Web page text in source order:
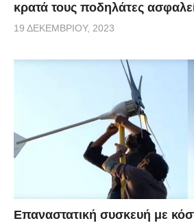
κρατά τους ποδηλάτες
19 ΔΕΚΕΜΒΡΊΟΥ, 2023
Επαναστατική συσκευή με